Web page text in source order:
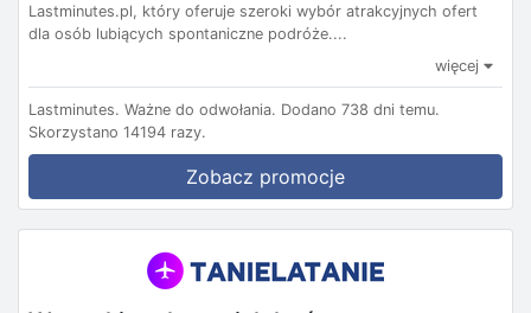
Lastminutes.pl, który oferuje szeroki wybór atrakcyjnych ofert
dla osób lubiących spontaniczne podróże....
więcej
Lastminutes. Ważne do odwołania. Dodano 738 dni temu.
Skorzystano 14194 razy.
Zobacz promocje